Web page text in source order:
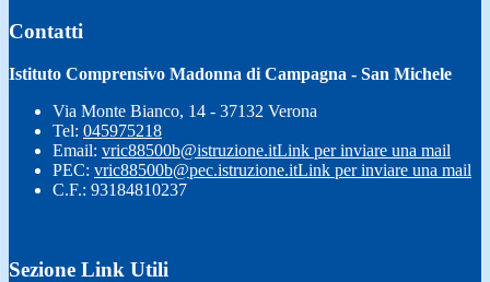
Contatti
Istituto Comprensivo Madonna di Campagna - San Michele
Via Monte Bianco, 14 - 37132 Verona
Tel: 045975218
Email: vric88500b@istruzione.itLink per inviare una mail
PEC: vric88500b@pec.istruzione.itLink per inviare una mail
C.F.: 93184810237
Sezione Link Utili